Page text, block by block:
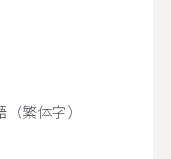
（繁体字）